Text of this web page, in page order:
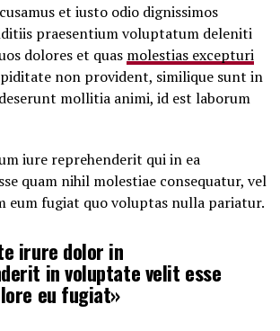
et iusto odio dignissimos
praesentium voluptatum deleniti
dolores et quas molestias excepturi
non provident, similique sunt in
mollitia animi, id est laborum
iure reprehenderit qui in ea
quam nihil molestiae consequatur, vel
eum fugiat quo voluptas nulla pariatur.
irure dolor in
in voluptate velit esse
eu fugiat»